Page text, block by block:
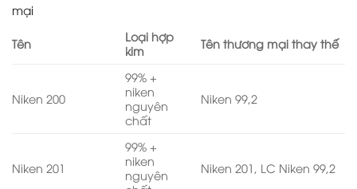
mại
Tên
Loại hợp
kim
Tên thương mại thay thế
Niken 200
99% +
niken
nguyên
chất
Niken 99,2
Niken 201
99% +
niken
nguyên
Niken 201, LC Niken 99,2